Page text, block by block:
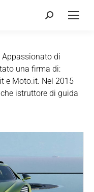
Cerca:
di
una firma di:
e Moto.it. Nel 2015
istruttore di guida